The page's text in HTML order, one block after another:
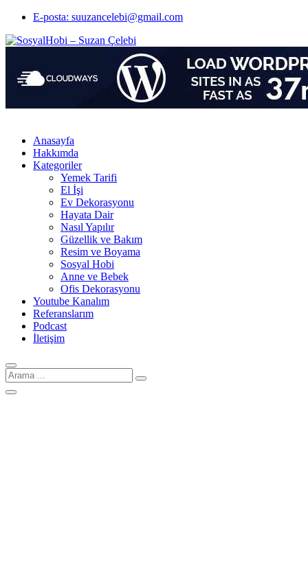
E-posta: suuzancelebi@gmail.com
Anasayfa
Hakkımda
Kategoriler
Yemek Tarifi
El İşi
Ev Dekorasyonu
Hayata Dair
Nasıl Yapılır
Güzellik ve Bakım
Resim ve Boyama
Sosyal Hobi
Anne ve Bebek
Ofis Dekorasyonu
Youtube Kanalım
Referanslarım
Podcast
İletişim
Arama
için: